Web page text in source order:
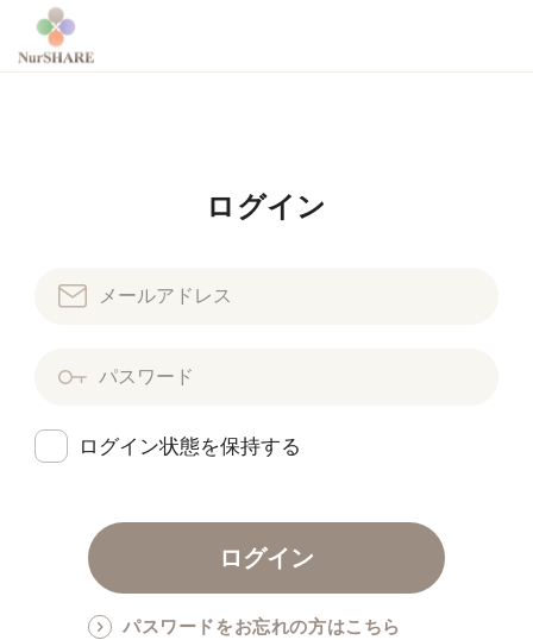
ログイン
ログイン状態を保持する
パスワードをお忘れの方はこちら